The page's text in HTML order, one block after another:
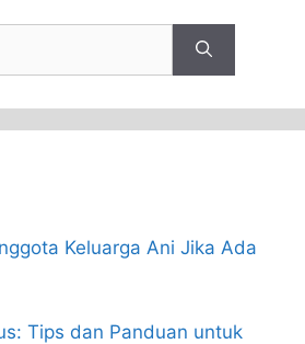
Keluarga Ani Jika Ada
Tips dan Panduan untuk